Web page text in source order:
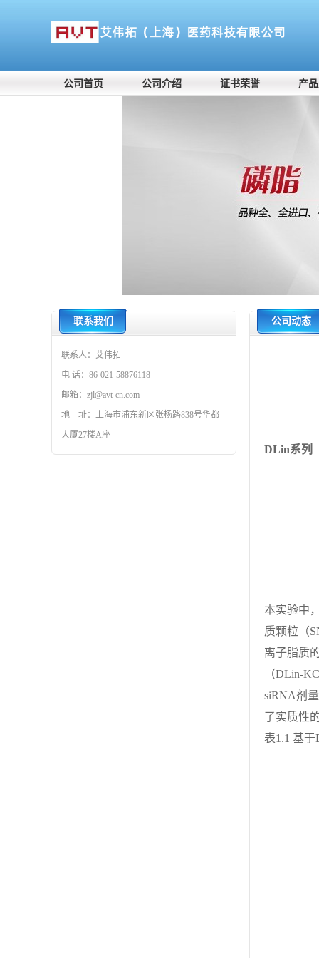
公司首页 公司介绍 证书荣誉 产
联系我们
联系人：艾伟拓
电 话：86-021-58876118
邮箱：zjl@avt-cn.com
地 址：上海市浦东新区张杨路838号华都
大厦27楼A座
公司动态
DLin系列
本实验中
质颗粒（
离子脂质
（DLin-
siRNA剂
了实质性
表1.1 基